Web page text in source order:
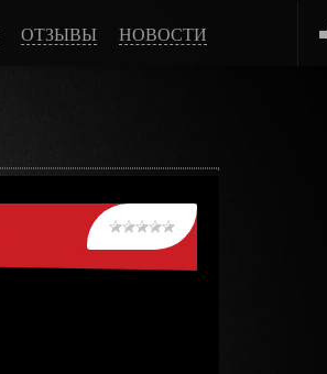
ОТЗЫВЫ НОВОСТИ